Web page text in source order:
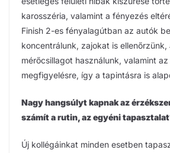
karosszéria, valamint a fényezés
Finish 2-es fényalagútban az autók
koncentrálunk, zajokat is ellenőrzünk,
mérőcsillagot használunk, valamint
megfigyelésre, így a tapintásra is
Nagy hangsúlyt kapnak az
számít a rutin, az egyéni
Új kollégáinkat minden esetben